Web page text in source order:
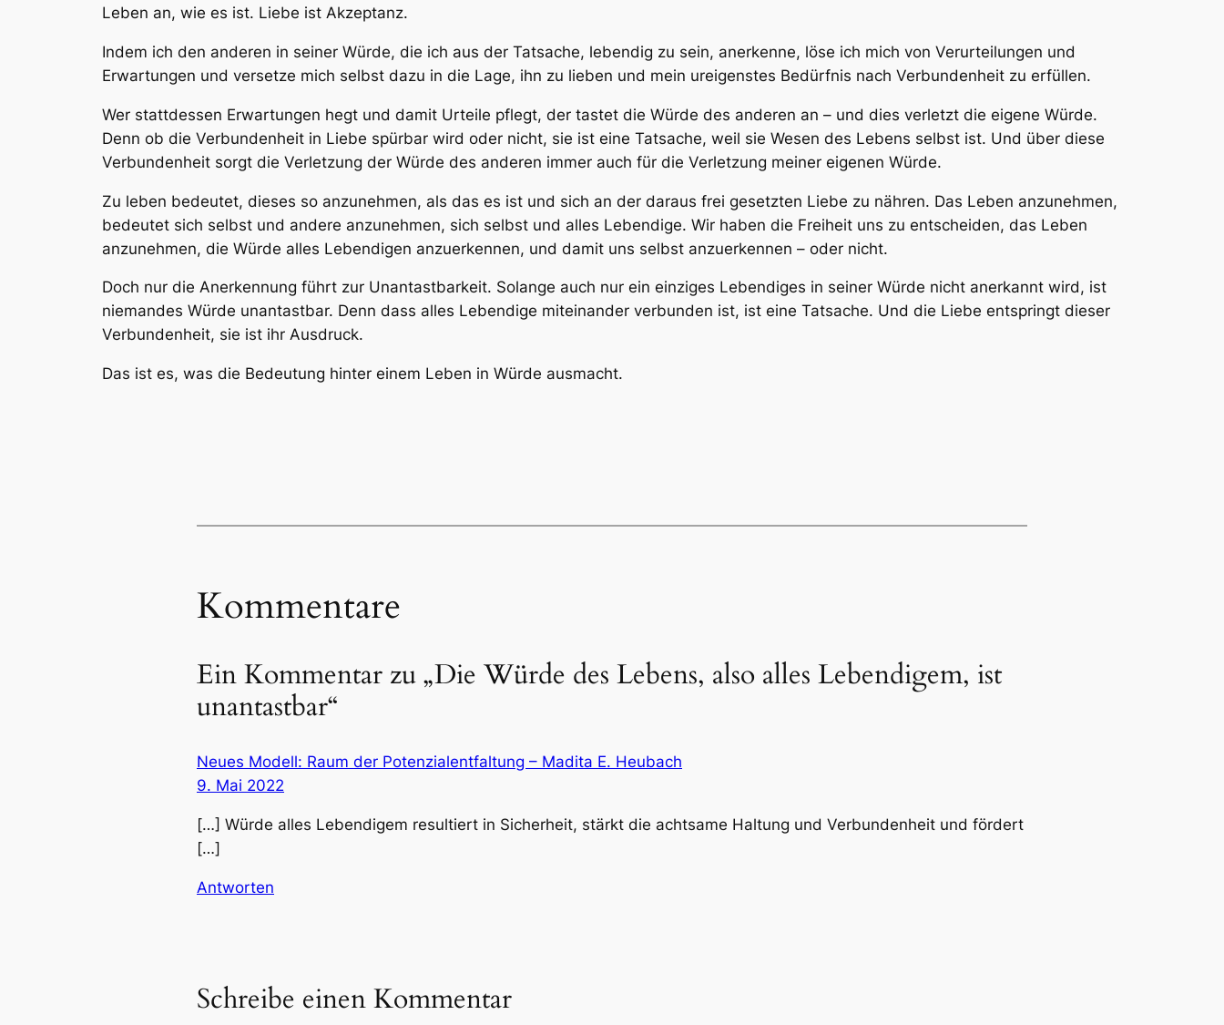
Leben an, wie es ist. Liebe ist Akzeptanz.
Indem ich den anderen in seiner Würde, die ich aus der Tatsache, lebendig zu sein, anerkenne, löse ich mich von Verurteilungen und
Erwartungen und versetze mich selbst dazu in die Lage, ihn zu lieben und mein ureigenstes Bedürfnis nach Verbundenheit zu erfüllen.
Wer stattdessen Erwartungen hegt und damit Urteile pflegt, der tastet die Würde des anderen an – und dies verletzt die eigene Würde.
Denn ob die Verbundenheit in Liebe spürbar wird oder nicht, sie ist eine Tatsache, weil sie Wesen des Lebens selbst ist. Und über diese
Verbundenheit sorgt die Verletzung der Würde des anderen immer auch für die Verletzung meiner eigenen Würde.
Zu leben bedeutet, dieses so anzunehmen, als das es ist und sich an der daraus frei gesetzten Liebe zu nähren. Das Leben anzunehmen,
bedeutet sich selbst und andere anzunehmen, sich selbst und alles Lebendige. Wir haben die Freiheit uns zu entscheiden, das Leben
anzunehmen, die Würde alles Lebendigen anzuerkennen, und damit uns selbst anzuerkennen – oder nicht.
Doch nur die Anerkennung führt zur Unantastbarkeit. Solange auch nur ein einziges Lebendiges in seiner Würde nicht anerkannt wird, ist
niemandes Würde unantastbar. Denn dass alles Lebendige miteinander verbunden ist, ist eine Tatsache. Und die Liebe entspringt dieser
Verbundenheit, sie ist ihr Ausdruck.
Das ist es, was die Bedeutung hinter einem Leben in Würde ausmacht.
Kommentare
Ein Kommentar zu „Die Würde des Lebens, also alles Lebendigem, ist
unantastbar“
Neues Modell: Raum der Potenzialentfaltung – Madita E. Heubach
9. Mai 2022
[…] Würde alles Lebendigem resultiert in Sicherheit, stärkt die achtsame Haltung und Verbundenheit und fördert
[…]
Antworten
Schreibe einen Kommentar